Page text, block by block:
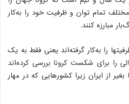
تمام توان و ظرفیت خود را به‌کار
مبارزه کنند.
را به‌کار گرفته‌اند یعنی فقط به یک
را برای شکست کرونا بررسی کرده‌اند
از ایران زیرا کشورهایی که در مهار